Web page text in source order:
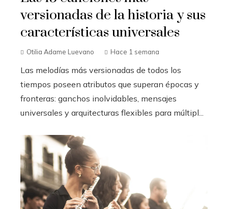
versionadas de la historia y sus
características universales
Otilia Adame Luevano Hace 1 semana
Las melodías más versionadas de todos los
tiempos poseen atributos que superan épocas y
fronteras: ganchos inolvidables, mensajes
universales y arquitecturas flexibles para múltipl...